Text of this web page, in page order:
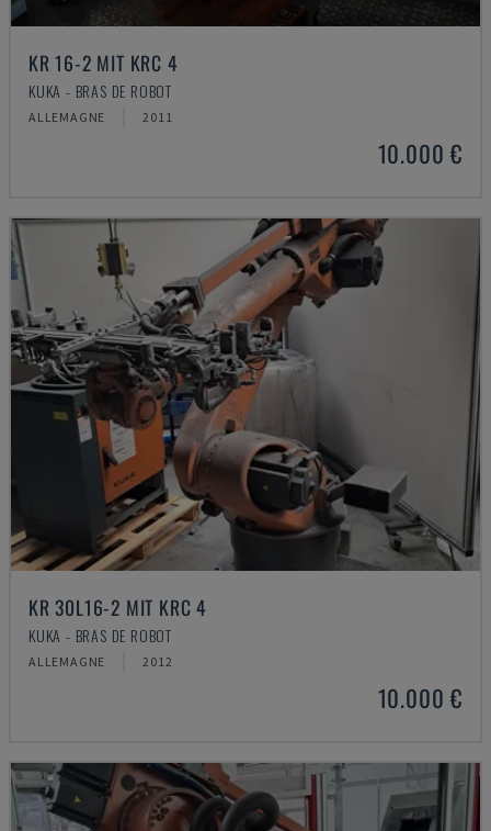
KR 16-2 MIT KRC 4
KUKA - BRAS DE ROBOT
ALLEMAGNE 2011
10.000 €
KR 30L16-2 MIT KRC 4
KUKA - BRAS DE ROBOT
ALLEMAGNE 2012
10.000 €